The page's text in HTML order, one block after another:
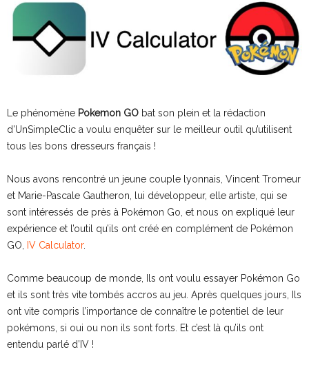
Le phénomène Pokemon GO bat son plein et la rédaction
d’UnSimpleClic a voulu enquêter sur le meilleur outil qu’utilisent
tous les bons dresseurs français !
Nous avons rencontré un jeune couple lyonnais, Vincent Tromeur
et Marie-Pascale Gautheron, lui développeur, elle artiste, qui se
sont intéressés de près à Pokémon Go, et nous on expliqué leur
expérience et l’outil qu’ils ont créé en complément de Pokémon
GO, IV Calculator.
Comme beaucoup de monde, Ils ont voulu essayer Pokémon Go
et ils sont très vite tombés accros au jeu. Après quelques jours, Ils
ont vite compris l’importance de connaître le potentiel de leur
pokémons, si oui ou non ils sont forts. Et c’est là qu’ils ont
entendu parlé d’IV !